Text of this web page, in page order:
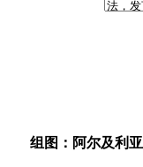
组图：阿尔及利